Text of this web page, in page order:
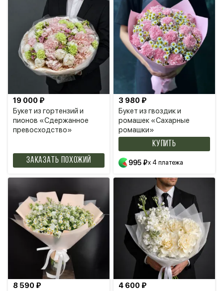
Букет из гортензий и
пионов «Сдержанное
превосходство»
19 000 ₽
Заказать похожий
Букет из гвоздик и
ромашек «Сахарные
ромашки»
3 980 ₽
КУПИТЬ
995 ₽x 4 платежа
8 590 ₽ 4 600 ₽